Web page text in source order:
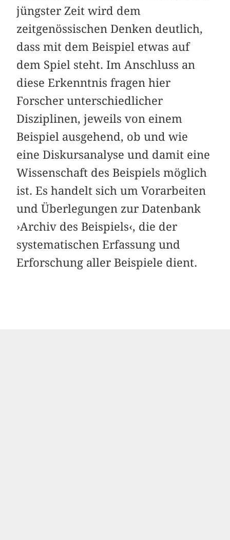
jüngster Zeit wird dem
zeitgenössischen Denken deutlich,
dass mit dem Beispiel etwas auf
dem Spiel steht. Im Anschluss an
diese Erkenntnis fragen hier
Forscher unterschiedlicher
Disziplinen, jeweils von einem
Beispiel ausgehend, ob und wie
eine Diskursanalyse und damit eine
Wissenschaft des Beispiels möglich
ist. Es handelt sich um Vorarbeiten
und Überlegungen zur Datenbank
›Archiv des Beispiels‹, die der
systematischen Erfassung und
Erforschung aller Beispiele dient.